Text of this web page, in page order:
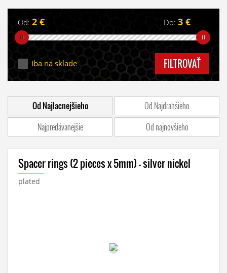
Od: 2 € Do: 3 €
Iba na sklade FILTROVAŤ
Od Najlacnejšieho
Od Najdrahšieho
Najpredávanejšie
Od najnovšieho
Spacer rings (2 pieces x 5mm) - silver nickel
plated